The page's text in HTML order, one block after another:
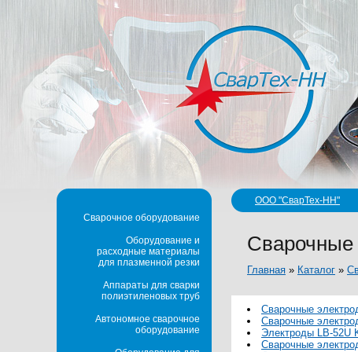
ООО "СварТех-НН"
Сварочные
Главная » Каталог »
Сварочные
Сварочные
Электроды LB-52U
Сварочные
Сварочное оборудование
Оборудование и
расходные материалы
для плазменной резки
Аппараты для сварки
полиэтиленовых труб
Автономное сварочное
оборудование